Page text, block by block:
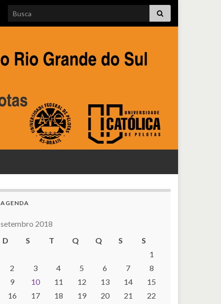
Search for:
AGENDA
setembro 2018
D
S T Q Q S
S
1
2
3 4 5 6 7
8
9
10 11 12 13 14
15
16
17 18 19 20 21
22